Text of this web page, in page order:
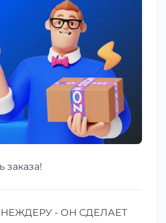
заказа!
- ОН СДЕЛАЕТ